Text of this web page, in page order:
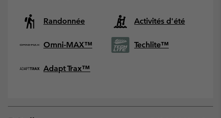
Randonnée Activités d'été
Omni-MAX™ Techlite™
Adapt Trax™